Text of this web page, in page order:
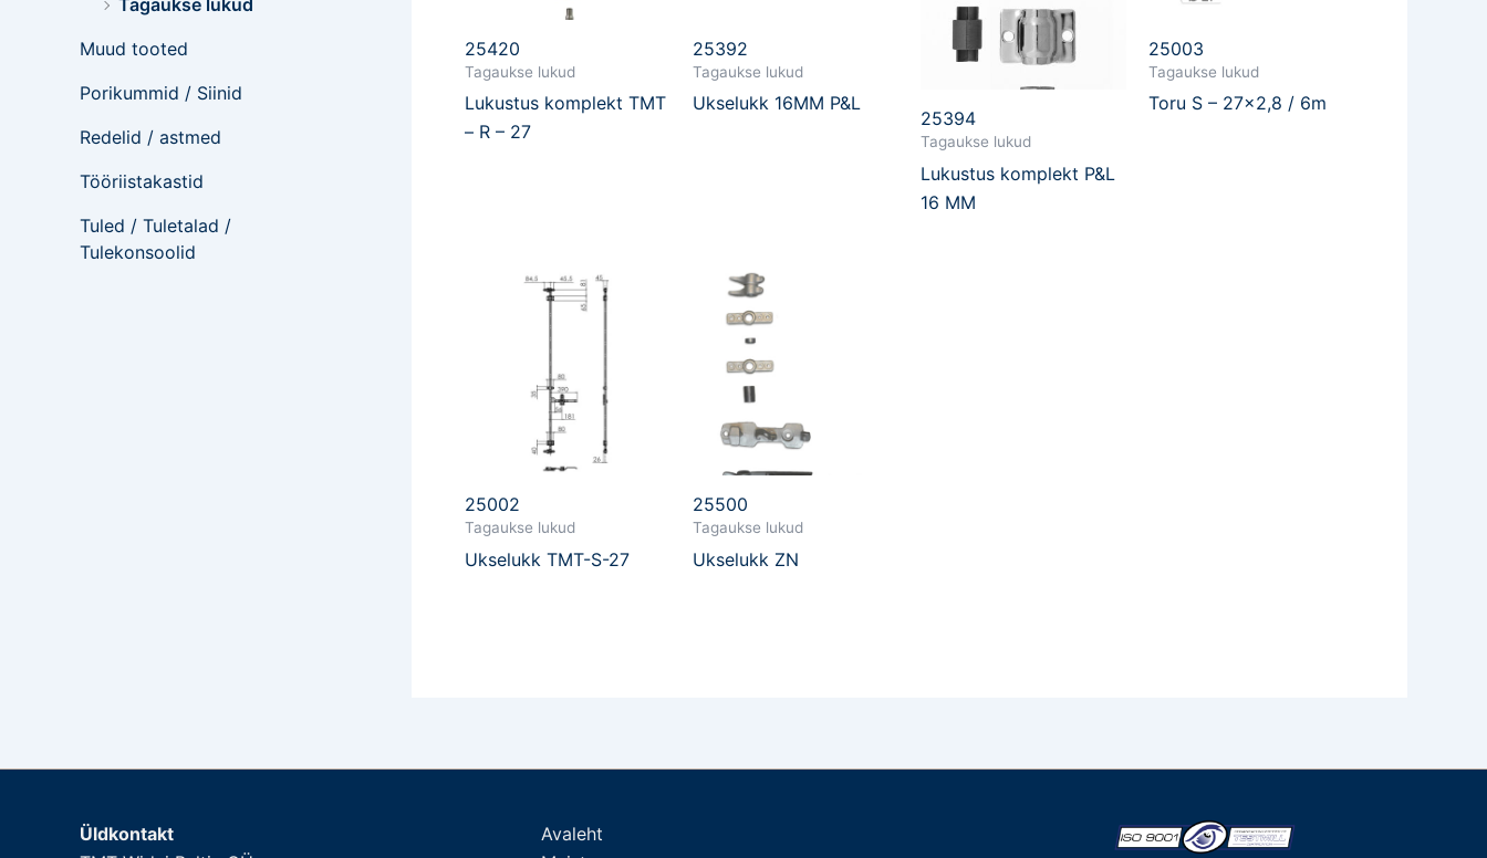
Tagaukse lukud
Muud tooted
Porikummid / Siinid
Redelid / astmed
Tööriistakastid
Tuled / Tuletalad /
Tulekonsoolid
25420
Tagaukse lukud
Lukustus komplekt TMT
– R – 27
25392
Tagaukse lukud
Ukselukk 16MM P&L
25394
Tagaukse lukud
Lukustus komplekt P&L
16 MM
25003
Tagaukse lukud
Toru S – 27×2,8 / 6m
25002
Tagaukse lukud
Ukselukk TMT-S-27
25500
Tagaukse lukud
Ukselukk ZN
Üldkontakt
Avaleht